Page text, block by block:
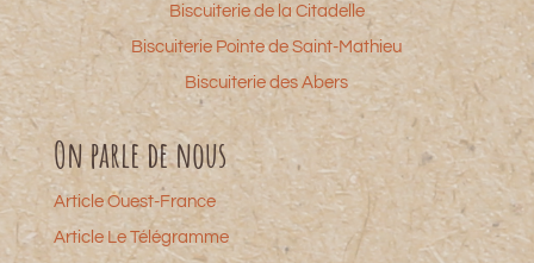
Biscuiterie de la Citadelle
Biscuiterie Pointe de Saint-Mathieu
Biscuiterie des Abers
On parle de nous
Article Ouest-France
Article Le Télégramme